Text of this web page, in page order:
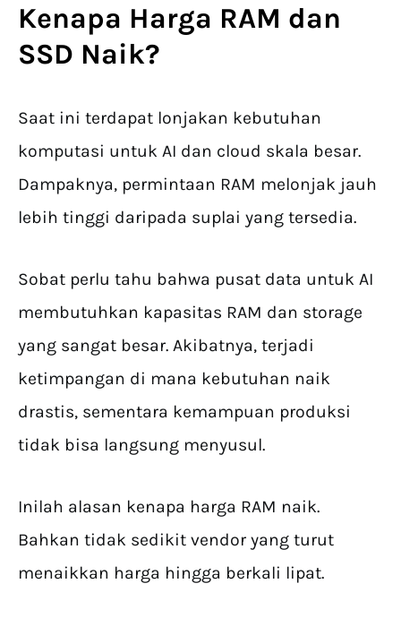
Kenapa Harga RAM dan
SSD Naik?
Saat ini terdapat lonjakan kebutuhan
komputasi untuk AI dan cloud skala besar.
Dampaknya, permintaan RAM melonjak jauh
lebih tinggi daripada suplai yang tersedia.
Sobat perlu tahu bahwa pusat data untuk AI
membutuhkan kapasitas RAM dan storage
yang sangat besar. Akibatnya, terjadi
ketimpangan di mana kebutuhan naik
drastis, sementara kemampuan produksi
tidak bisa langsung menyusul.
Inilah alasan kenapa harga RAM naik.
Bahkan tidak sedikit vendor yang turut
menaikkan harga hingga berkali lipat.